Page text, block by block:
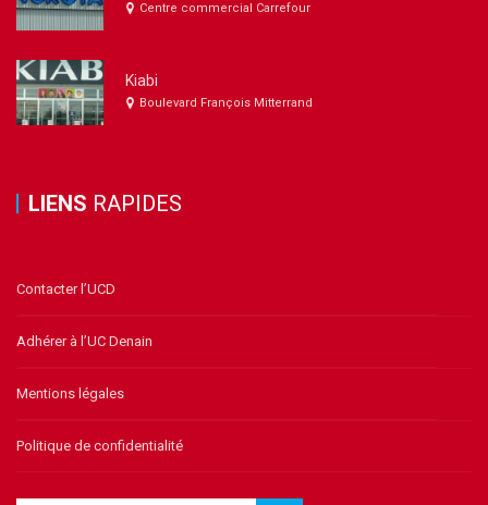
Centre commercial Carrefour
Kiabi
Boulevard François Mitterrand
LIENS RAPIDES
Contacter l’UCD
Adhérer à l’UC Denain
Mentions légales
Politique de confidentialité